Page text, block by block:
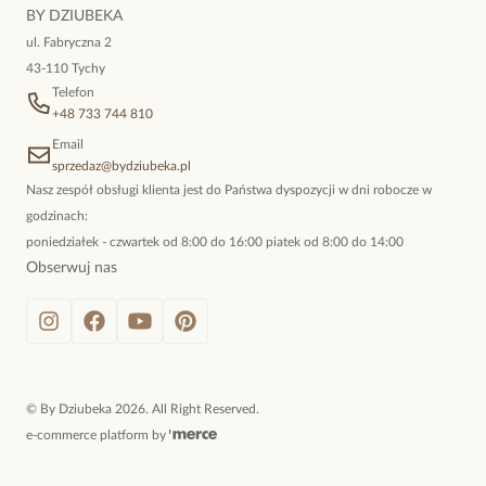
BY DZIUBEKA
ul. Fabryczna 2
43-110 Tychy
Telefon
+48 733 744 810
Email
sprzedaz@bydziubeka.pl
Nasz zespół obsługi klienta jest do Państwa dyspozycji w dni robocze w
godzinach:
poniedziałek - czwartek od 8:00 do 16:00 piatek od 8:00 do 14:00
Obserwuj nas
© By Dziubeka 2026. All Right Reserved.
e-commerce platform by